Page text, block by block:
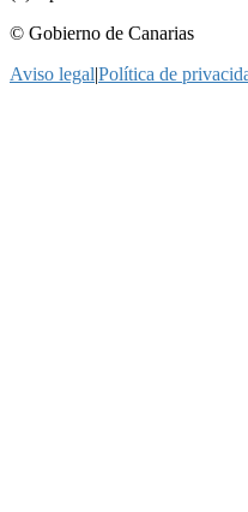
© Gobierno de Canarias
Aviso legal|Política de